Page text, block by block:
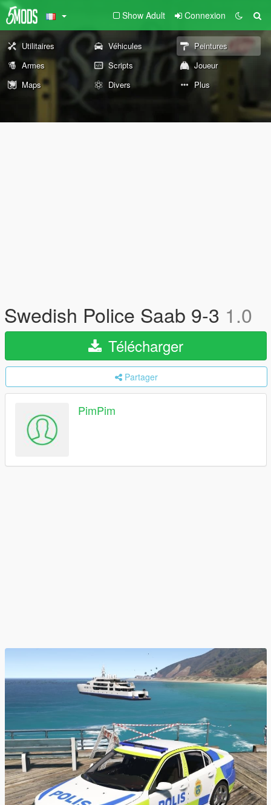
Show Adult Connexion
Utilitaires Véhicules
Peintures
Armes
Scripts
Joueur
Maps
Divers Plus
Swedish Police Saab 9-3 1.0
Télécharger
Partager
PimPim